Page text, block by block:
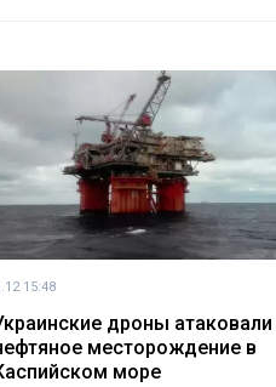
15:48
дроны атаковали
месторождение в
море